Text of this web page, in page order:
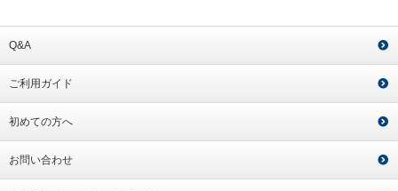
Q&A
ご利用ガイド
初めての方へ
お問い合わせ